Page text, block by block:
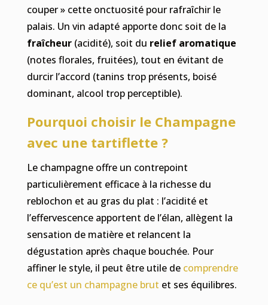
couper » cette onctuosité pour rafraîchir le
palais. Un vin adapté apporte donc soit de la
fraîcheur(acidité), soit du relief aromatique
(notes florales, fruitées), tout en évitant de
durcir l’accord (tanins trop présents, boisé
dominant, alcool trop perceptible).
Pourquoi choisir le Champagne
avec une tartiflette ?
Le champagne offre un contrepoint
particulièrement efficace à la richesse du
reblochon et au gras du plat : l’acidité et
l’effervescence apportent de l’élan, allègent la
sensation de matière et relancent la
dégustation après chaque bouchée. Pour
affiner le style, il peut être utile de comprendre
ce qu’est un champagne brut et ses équilibres.